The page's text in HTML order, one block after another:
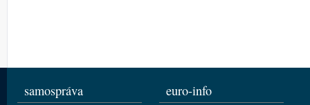
samospráva euro-info